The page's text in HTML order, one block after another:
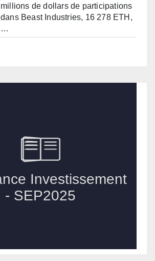
millions de dollars de participations
dans Beast Industries, 16 278 ETH,
…